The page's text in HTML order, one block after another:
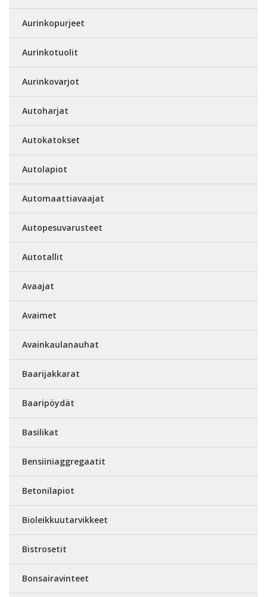
Aurinkopurjeet
Aurinkotuolit
Aurinkovarjot
Autoharjat
Autokatokset
Autolapiot
Automaattiavaajat
Autopesuvarusteet
Autotallit
Avaajat
Avaimet
Avainkaulanauhat
Baarijakkarat
Baaripöydät
Basilikat
Bensiiniaggregaatit
Betonilapiot
Bioleikkuutarvikkeet
Bistrosetit
Bonsairavinteet